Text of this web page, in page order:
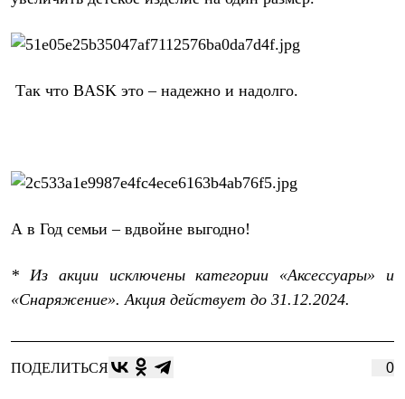
Легкоходные
Альпинистские
Аксессуары для рюкзаков
Аксессуары для спальников
Сумки и баулы
Кошельки
Полезные аксессуары
Книги
Еда
Обувь
Женская обувь
Сапоги
Так что BASK это – надежно и надолго.
А в Год семьи – вдвойне выгодно!
* Из акции исключены категории «Аксессуары» и
«Снаряжение». Акция действует до 31.12.2024.
ПОДЕЛИТЬСЯ 0